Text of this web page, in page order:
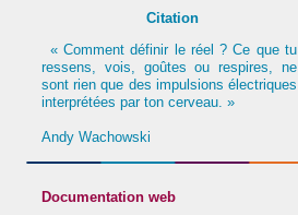
Citation
« Comment définir le réel ? Ce que tu
ressens, vois, goûtes ou respires, ne
sont rien que des impulsions électriques
interprétées par ton cerveau. »
Andy Wachowski
Documentation web